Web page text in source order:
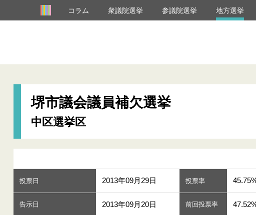
コラム 衆議院選挙 参議院選挙 地方選挙
堺市議会議員補欠選挙
中区選挙区
投票日 2013年09月29日 投票率
告示日 2013年09月20日 前回投票率